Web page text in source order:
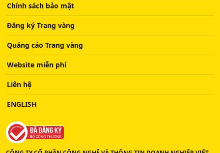
Chính sách bảo mật
Đăng ký Trang vàng
Quảng cáo Trang vàng
Website miễn phí
Liên hệ
ENGLISH